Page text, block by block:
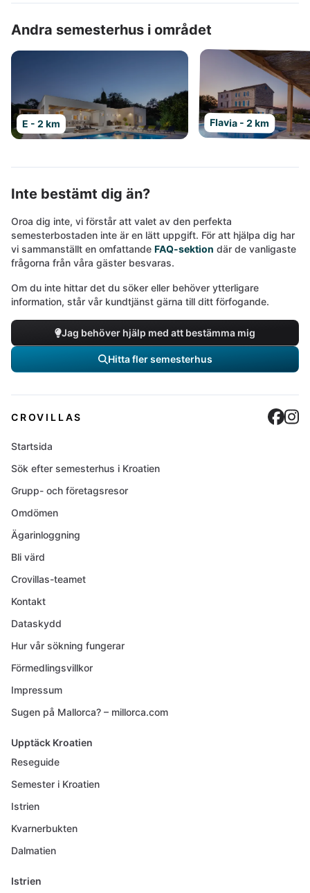
Andra semesterhus i området
E - 2 km Flavia - 2 km
Inte bestämt dig än?
Oroa dig inte, vi förstår att valet av den perfekta
semesterbostaden inte är en lätt uppgift. För att hjälpa dig har
vi sammanställt en omfattande FAQ-sektion där de vanligaste
frågorna från våra gäster besvaras.
Om du inte hittar det du söker eller behöver ytterligare
information, står vår kundtjänst gärna till ditt förfogande.
Jag behöver hjälp med att bestämma mig
Hitta fler semesterhus
CROVILLAS
Startsida
Sök efter semesterhus i Kroatien
Grupp- och företagsresor
Omdömen
Ägarinloggning
Bli värd
Crovillas-teamet
Kontakt
Dataskydd
Hur vår sökning fungerar
Förmedlingsvillkor
Impressum
Sugen på Mallorca? – millorca.com
Upptäck Kroatien
Reseguide
Semester i Kroatien
Istrien
Kvarnerbukten
Dalmatien
Istrien